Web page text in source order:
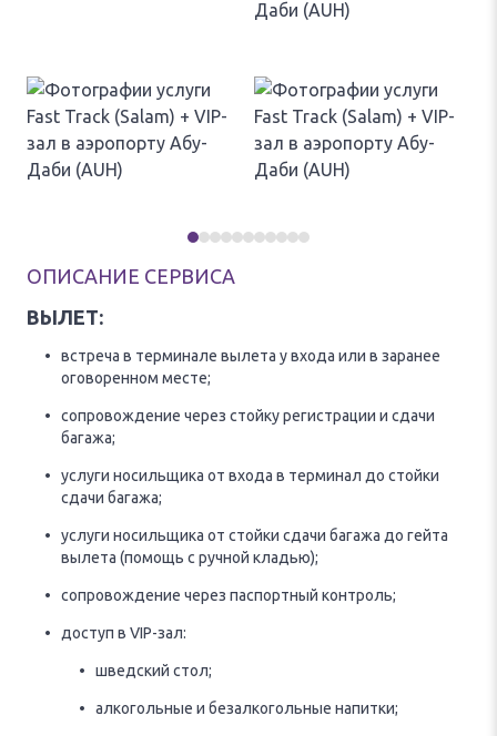
ОПИСАНИЕ СЕРВИСА
ВЫЛЕТ:
встреча в терминале вылета у входа или в заранее
оговоренном месте;
сопровождение через стойку регистрации и сдачи
багажа;
услуги носильщика от входа в терминал до стойки
сдачи багажа;
услуги носильщика от стойки сдачи багажа до гейта
вылета (помощь с ручной кладью);
сопровождение через паспортный контроль;
доступ в VIP-зал:
шведский стол;
алкогольные и безалкогольные напитки;